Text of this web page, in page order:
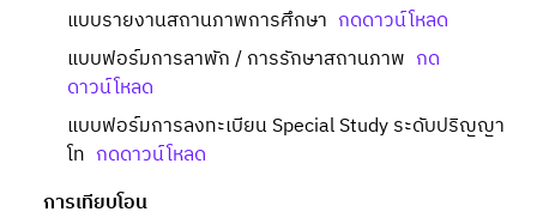
แบบรายงานสถานภาพการศึกษา กดดาวน์โหลด
แบบฟอร์มการลาพัก / การรักษาสถานภาพ กด
ดาวน์โหลด
แบบฟอร์มการลงทะเบียน Special Study ระดับปริญญา
โท กดดาวน์โหลด
การเทียบโอน